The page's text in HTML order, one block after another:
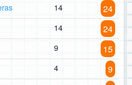
14 24
14 24
9 15
4 9